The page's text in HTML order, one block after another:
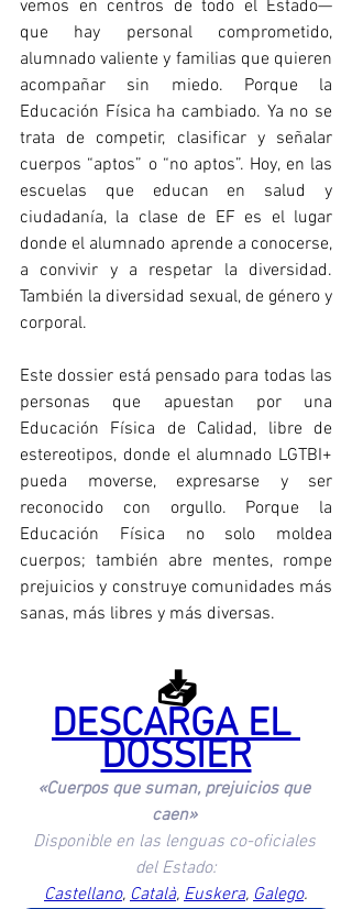
vemos en centros de todo el Estado—
que hay personal comprometido,
alumnado valiente y familias que quieren
acompañar sin miedo. Porque la
Educación Física ha cambiado. Ya no se
trata de competir, clasificar y señalar
cuerpos “aptos” o “no aptos”. Hoy, en las
escuelas que educan en salud y
ciudadanía, la clase de EF es el lugar
donde el alumnado aprende a conocerse,
a convivir y a respetar la diversidad.
También la diversidad sexual, de género y
corporal.
Este dossier está pensado para todas las
personas que apuestan por una
Educación Física de Calidad, libre de
estereotipos, donde el alumnado LGTBI+
pueda moverse, expresarse y ser
reconocido con orgullo. Porque la
Educación Física no solo moldea
cuerpos; también abre mentes, rompe
prejuicios y construye comunidades más
sanas, más libres y más diversas.
📥
DESCARGA EL
DOSSIER
«Cuerpos que suman, prejuicios que
caen»
Disponible en las lenguas co-oficiales
del Estado:
Castellano, Català, Euskera, Galego.